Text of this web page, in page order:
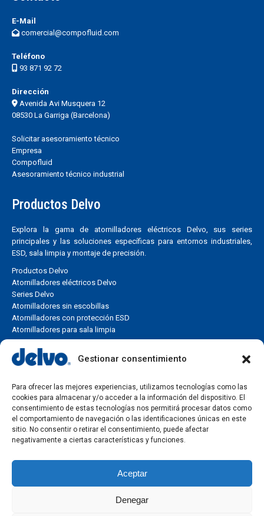
Gestionar consentimiento
Para ofrecer las mejores experiencias, utilizamos tecnologías como las
cookies para almacenar y/o acceder a la información del dispositivo. El
consentimiento de estas tecnologías nos permitirá procesar datos como
el comportamiento de navegación o las identificaciones únicas en este
sitio. No consentir o retirar el consentimiento, puede afectar
negativamente a ciertas características y funciones.
Aceptar
Denegar
E-Mail
comercial@compofluid.com
Teléfono
93 871 92 72
Dirección
Avenida Avi Musquera 12
08530 La Garriga (Barcelona)
Solicitar asesoramiento técnico
Empresa
Compofluid
Asesoramiento técnico industrial
Productos Delvo
Explora la gama de atornilladores eléctricos Delvo, sus series
principales y las soluciones específicas para entornos industriales,
ESD, sala limpia y montaje de precisión.
Productos Delvo
Atornilladores eléctricos Delvo
Series Delvo
Atornilladores sin escobillas
Atornilladores con protección ESD
Atornilladores para sala limpia
Soluciones industriales
Encuentra la solución de atornillado más adecuada según tu
aplicación, rango de torque, línea de montaje o necesidad de
producción industrial.
Soluciones de atornillado industrial
Aplicaciones industriales
Control de torque
Producción en serie